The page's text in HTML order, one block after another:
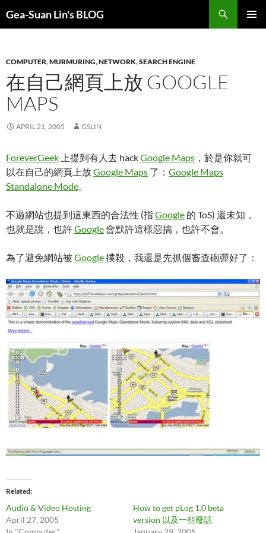
Gea-Suan Lin's BLOG
COMPUTER,MURMURING,NETWORK,SEARCH ENGINE
在自己網頁上放 GOOGLE
MAPS
APRIL 21, 2005 GSLIN
ForeverGeek 上提到有人去 hackGoogle Maps ，於是你就可
以在自己的網頁上放Google Maps 了： Google Maps
Standalone Mode。
不過網站也提到這東西的合法性 (指 Google 的 ToS) 還未知，
也就是說，也許Google會默許這樣惡搞，也許不會。
為了避免網站被 Google撲殺，我還是先抓個審查砲彈好了：
Related
Audio & Video Hosting
April 27, 2005
How to get pLog 1.0 beta
version 以及一些廢話